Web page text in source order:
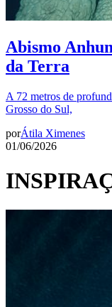
Abismo
da Terra
A 72 metros de
Grosso do Sul,
porÁtila Ximenes
01/06/2026